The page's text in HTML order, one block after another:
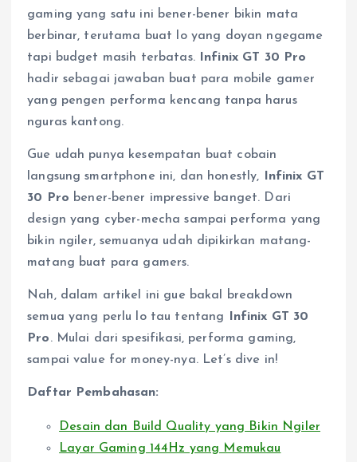
gaming yang satu ini bener-bener bikin mata
berbinar, terutama buat lo yang doyan ngegame
tapi budget masih terbatas.
Infinix GT 30 Pro
hadir sebagai jawaban buat para mobile gamer
yang pengen performa kencang tanpa harus
nguras kantong.
Gue udah punya kesempatan buat cobain
langsung smartphone ini, dan honestly,
Infinix GT
30 Pro bener-bener impressive banget. Dari
design yang cyber-mecha sampai performa yang
bikin ngiler, semuanya udah dipikirkan matang-
matang buat para gamers.
Nah, dalam artikel ini gue bakal breakdown
semua yang perlu lo tau tentang
Infinix GT 30
Pro. Mulai dari spesifikasi, performa gaming,
sampai value for money-nya. Let’s dive in!
Daftar Pembahasan:
Desain dan Build Quality yang Bikin Ngiler
Layar Gaming 144Hz yang Memukau